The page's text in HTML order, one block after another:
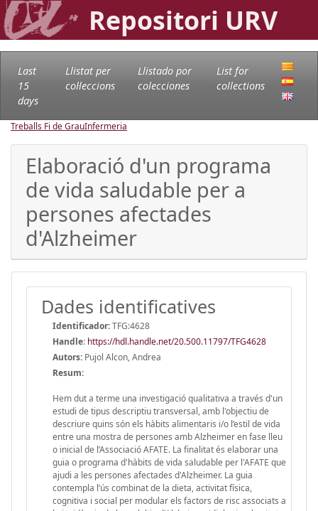
Repositori URV
Last
15
days
Llistat per
col·leccions
Llistado por
colecciones
List for
collections
Treballs Fi de GrauInfermeria
Elaboració d'un programa
de vida saludable per a
persones afectades
d'Alzheimer
Dades identificatives
Identificador:TFG:4628
Handle: https://hdl.handle.net/20.500.11797/TFG4628
Autors: Pujol Alcon, Andrea
Resum:
Hem dut a terme una investigació qualitativa a través d'un
estudi de tipus descriptiu transversal, amb l'objectiu de
descriure quins són els hàbits alimentaris i/o l’estil de vida
entre una mostra de persones amb Alzheimer en fase lleu
o inicial de l’Associació AFATE. La finalitat és elaborar una
guia o programa d'hàbits de vida saludable per l'AFATE que
ajudi a les persones afectades d'Alzheimer. La guia
contempla l’ús combinat de la dieta, activitat física,
cognitiva i social per modular els factors de risc associats a